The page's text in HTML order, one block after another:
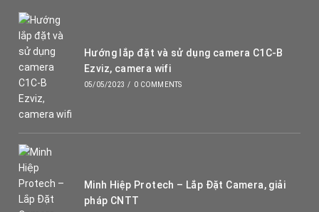
Hướng lắp đặt và sử dụng camera C1C-B
Ezviz, camera wifi
05/05/2023 / 0 COMMENTS
Minh Hiệp Protech – Lắp Đặt Camera, giải
pháp CNTT